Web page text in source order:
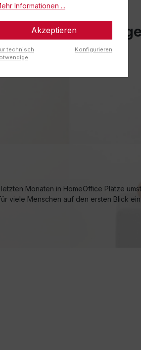
Blog Beiträge
Monaten in HomeOffice Plätze
viele Menschen auf den ersten Blick
Informationen ...
Akzeptieren
technisch
Konfigurieren